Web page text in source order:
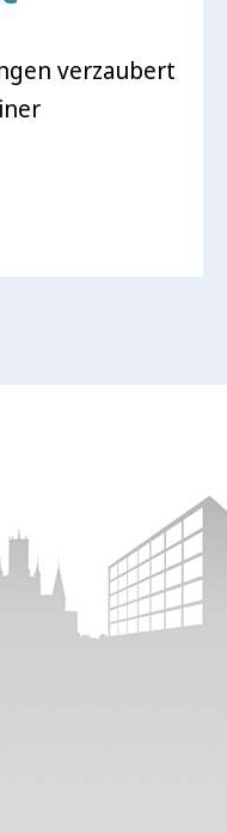
verzaubert